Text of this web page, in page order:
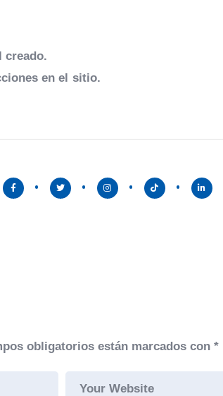
creado.
en el sitio.
obligatorios están marcados con *